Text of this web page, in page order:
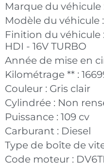
Marque du véhicule
Modèle du véhicule :
Finition du véhicule :
HDI - 16V TURBO
Année de mise en
Kilométrage ** :
Couleur : Gris clair
Cylindrée : Non
Puissance : 109 cv
Carburant : Diesel
Type de boîte de
Code moteur :